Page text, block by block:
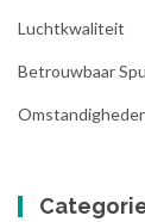
Luchtkwaliteit
Betrouwbaar